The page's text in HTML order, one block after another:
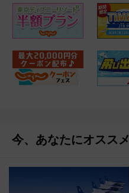
今、あなたにオススメ